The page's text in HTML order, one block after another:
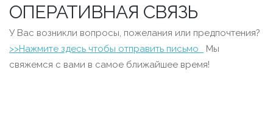
ОПЕРАТИВНАЯ СВЯЗЬ
У Вас возникли вопросы, пожелания или предпочтения?
>>Нажмите здесь чтобы отправить письмо
Мы
свяжемся с вами в самое ближайшее время!